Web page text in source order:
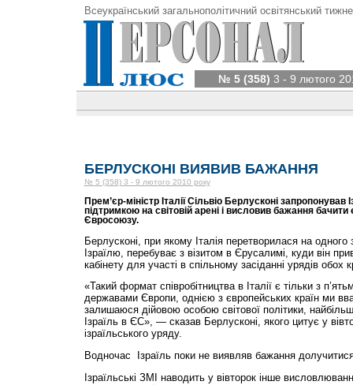
Всеукраїнський загальнополітичний освітянський
№ 5 (358) 3 - 9 лютого
БЕРЛУСКОНІ ВИЯВИВ БАЖАННЯ
№ 5 (358) 3 - 9 лютого 2010 року
Прем’єр-міністр Італії Сільвіо Берлусконі запропонував
підтримкою на світовій арені і висловив бажання
Євросоюзу.
Берлусконі, при якому Італія перетворилася на
Ізраїлю, перебуває з візитом в Єрусалимі, куди він
кабінету для участі в спільному засіданні урядів обох
«Такий формат співробітництва в Італії є тільки з
державами Європи, однією з європейських країн ми
залишаюся дійовою особою світової політики,
Ізраїль в ЄС», — сказав Берлусконі, якого цитує у
ізраїльського уряду.
Водночас Ізраїль поки не виявляв бажання
Ізраїльські ЗМІ наводить у вівторок інше